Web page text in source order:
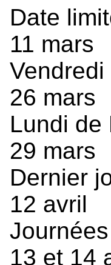
Date
11 mars
26 mars
Lundi de
29 mars
Dernier
12 avril
13 et 14